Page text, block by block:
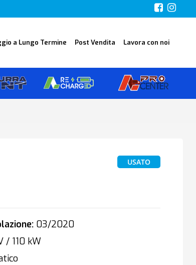
a Lungo Termine Post Vendita Lavora con noi
USATO
03/2020
/ 110 kW